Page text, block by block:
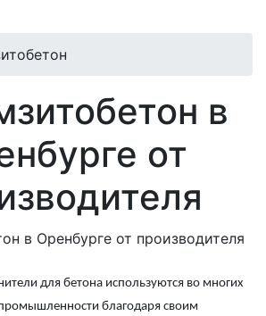
в
от
для бетона используются во многих
благодаря своим